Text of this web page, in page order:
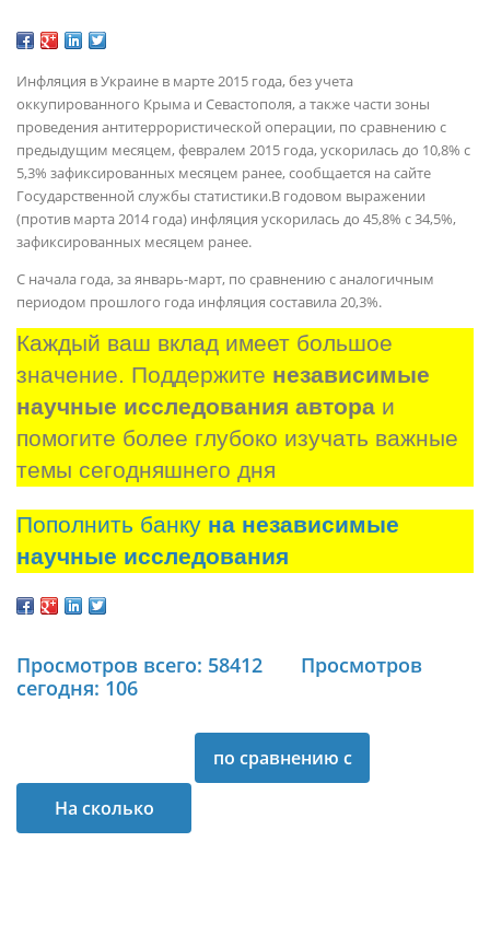
Инфляция в Украине в марте 2015 года, без учета
оккупированного Крыма и Севастополя, а также части зоны
проведения антитеррористической операции, по сравнению с
предыдущим месяцем, февралем 2015 года, ускорилась до 10,8% с
5,3% зафиксированных месяцем ранее, сообщается на сайте
Государственной службы статистики.В годовом выражении
(против марта 2014 года) инфляция ускорилась до 45,8% с 34,5%,
зафиксированных месяцем ранее.
С начала года, за январь-март, по сравнению с аналогичным
периодом прошлого года инфляция составила 20,3%.
Каждый ваш вклад имеет большое
значение. Поддержите независимые
научные исследования автора и
помогите более глубоко изучать важные
темы сегодняшнего дня
Пополнить банку на независимые
научные исследования
Просмотров всего: 58412
Просмотров
сегодня: 106
На сколько
по сравнению с